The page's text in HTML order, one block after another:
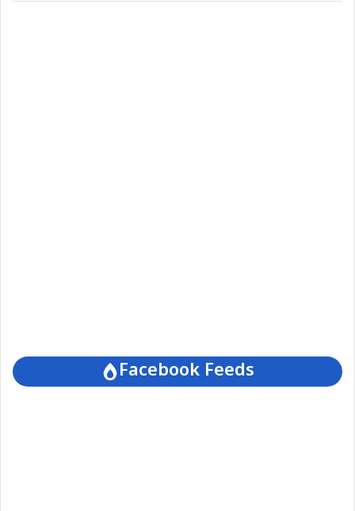
Facebook Feeds